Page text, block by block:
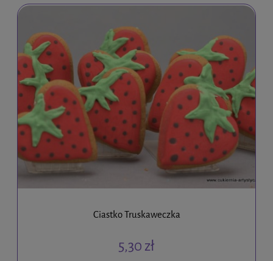
Ciastko Truskaweczka
5,30 zł